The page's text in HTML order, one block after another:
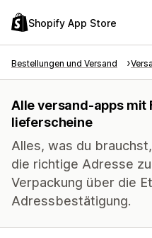
Shopify App Store
Bestellungen und Versand
Alle versand-apps mit
lieferscheine
Alles, was du
die richtige Adresse
Verpackung über die
Adressbestätigung.